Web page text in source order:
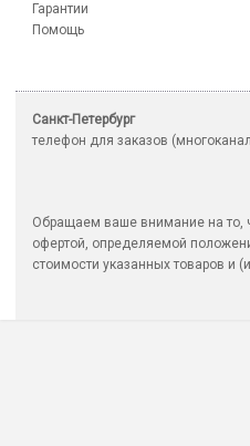
Гарантии
Помощь
Санкт-Петербург
телефон для заказов
Обращаем ваше внимание на то,
офертой, определяемой
стоимости указанных товаров и